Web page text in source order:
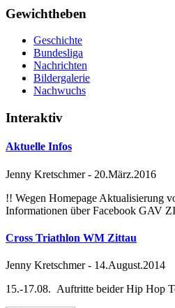
Gewichtheben
Geschichte
Bundesliga
Nachrichten
Bildergalerie
Nachwuchs
Interaktiv
Aktuelle Infos
Jenny Kretschmer- 20.März.2016
!! Wegen Homepage Aktualisierung
Informationen über Facebook GAV
Cross Triathlon WM Zittau
Jenny Kretschmer- 14.August.2014
15.-17.08. Auftritte beider Hip Hop